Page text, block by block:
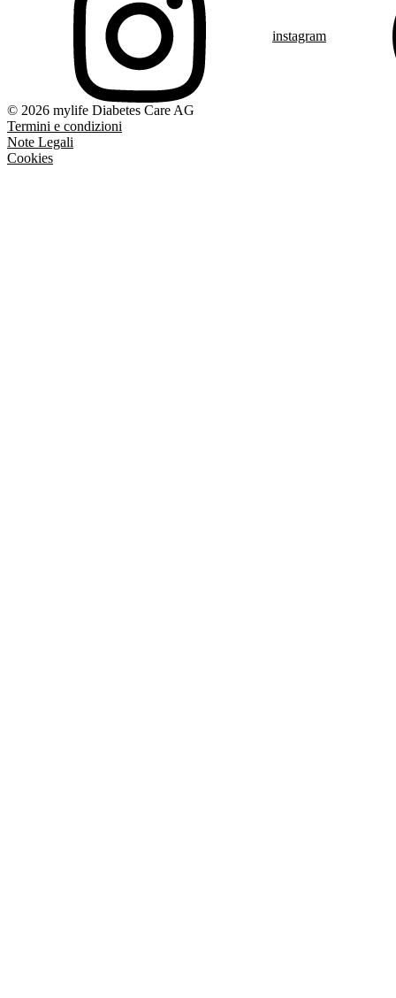
instagram
© 2026 mylife Diabetes Care AG
Termini e condizioni
Note Legali
Cookies